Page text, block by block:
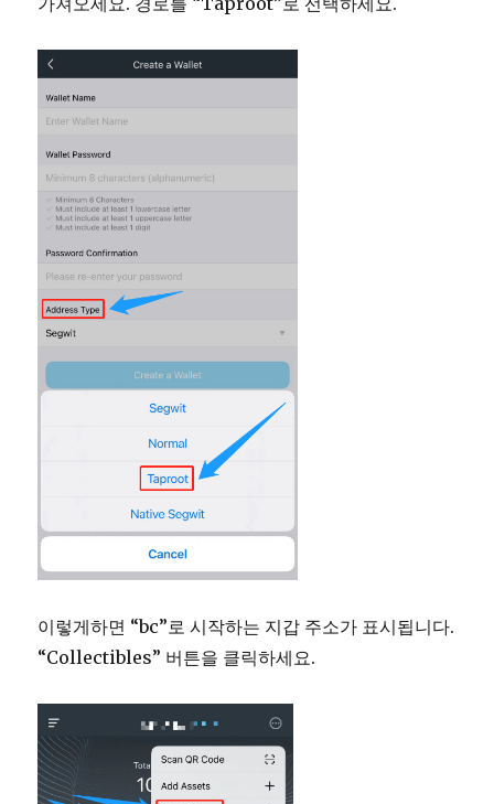
이렇게하면 “bc”로 시작하는 지갑 주소가 표시됩니다.
“Collectibles” 버튼을 클릭하세요.